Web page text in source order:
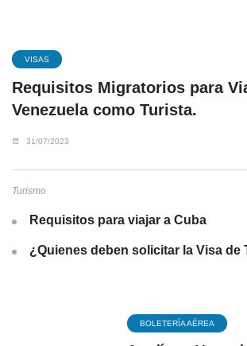
VISAS
Requisitos Migratorios para
Venezuela como Turista.
31/07/2023
Turismo
Requisitos para viajar a Cuba
¿Quienes deben solicitar la Visa de
BOLETERÍA AÉREA